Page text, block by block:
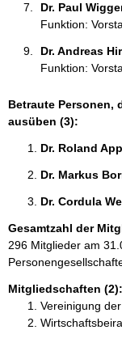
Dr. Paul
Funktion:
Dr. Andreas
Funktion:
Betraute Personen,
ausüben (3):
Dr. Roland
Dr. Markus
Dr. Cordula
Gesamtzahl der
296 Mitglieder am
Mitgliedschaften (2):
Vereinigung